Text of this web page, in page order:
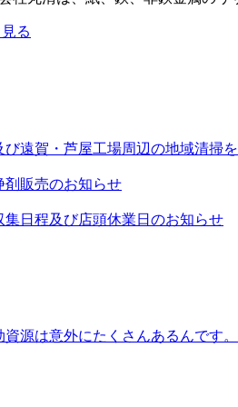
る
遠賀・芦屋工場周辺の地域清掃を
剤販売のお知らせ
集日程及び店頭休業日のお知らせ
源は意外にたくさんあるんです。